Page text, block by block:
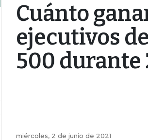
Cuánto
ejecutivos
500 durante
miércoles, 2 de junio de 2021